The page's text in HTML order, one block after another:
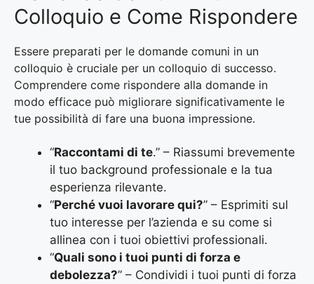
Colloquio e Come Rispondere
Essere preparati per le domande comuni in un
colloquio è cruciale per un colloquio di successo.
Comprendere come rispondere alla domande in
modo efficace può migliorare significativamente le
tue possibilità di fare una buona impressione.
“Raccontami di te.” – Riassumi brevemente
il tuo background professionale e la tua
esperienza rilevante.
“Perché vuoi lavorare qui?” – Esprimiti sul
tuo interesse per l’azienda e su come si
allinea con i tuoi obiettivi professionali.
“Quali sono i tuoi punti di forza e
debolezza?” – Condividi i tuoi punti di forza